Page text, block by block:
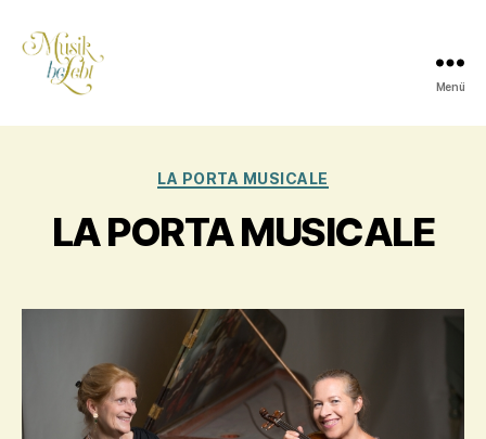
Musik
lebt
Menü
Kategorien
LA PORTA MUSICALE
LA PORTA MUSICALE